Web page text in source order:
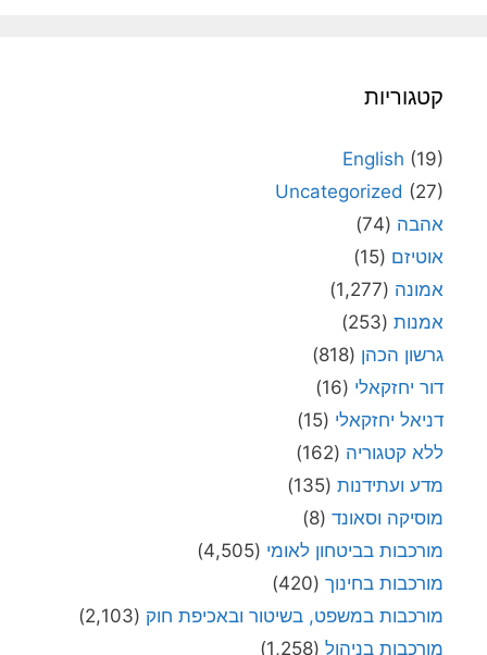
קטגוריות
English (19)
Uncategorized (27)
אהבה (74)
אוטיזם (15)
אמונה (1,277)
אמנות (253)
גרשון הכהן (818)
דור יחזקאלי (16)
דניאל יחזקאלי (15)
ללא קטגוריה (162)
מדע ועתידנות (135)
מוסיקה וסאונד (8)
מורכבות בביטחון לאומי (4,505)
מורכבות בחינוך (420)
מורכבות במשפט, בשיטור ובאכיפת חוק (2,103)
מורכבות בניהול (1,258)